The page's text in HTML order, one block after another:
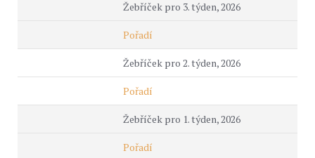
Žebříček pro 3. týden, 2026
Pořadí
Žebříček pro 2. týden, 2026
Pořadí
Žebříček pro 1. týden, 2026
Pořadí